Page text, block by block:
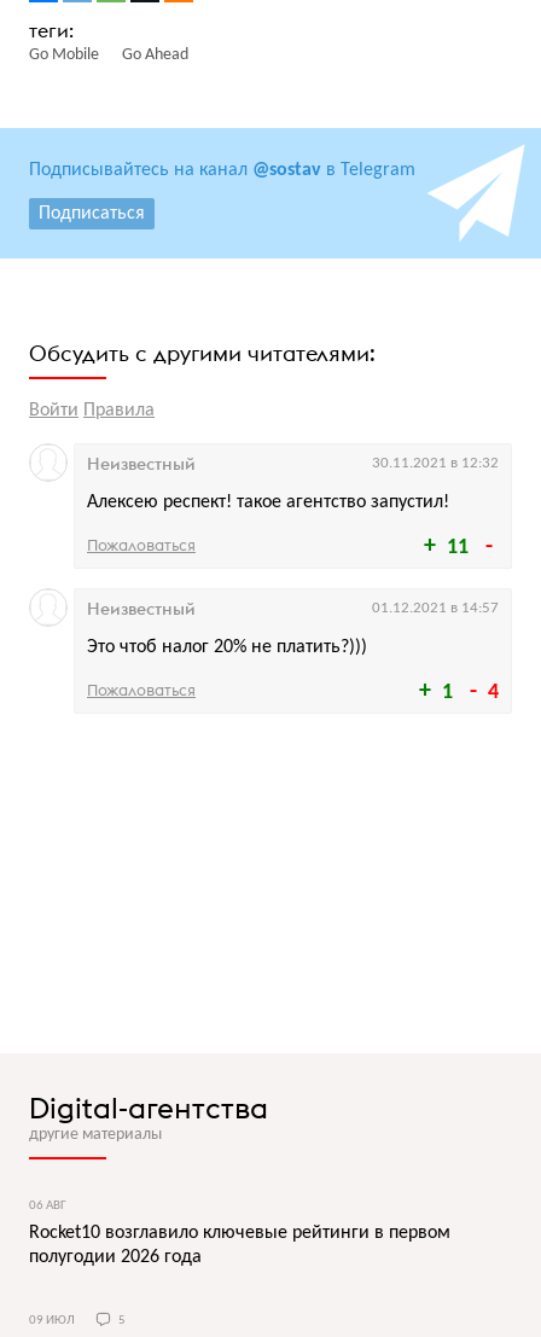
Go Mobile Go Ahead
Подписывайтесь на канал @sostav в Telegram
Подписаться
Обсудить с другими читателями:
Войти Правила
11
Алексею респект! такое агентство запустил!
Неизвестный 30.11.2021 в 12:32
Пожаловаться
1 4
Это чтоб налог 20% не платить?)))
Неизвестный 01.12.2021 в 14:57
Пожаловаться
Digital-агентства
другие материалы
06 АВГ
Rocket10 возглавило ключевые рейтинги в первом
полугодии 2026 года
09 ИЮЛ 5